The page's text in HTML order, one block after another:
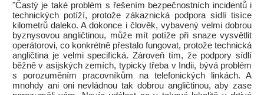
"Častý je také problém s řešením bezpečnostních incidentů i
technických potíží, protože zákaznická podpora sídlí tisíce
kilometrů daleko. A dokonce i člověk, vybavený velmi dobrou
byznysovou angličtinou, může mít potíže při snaze vysvětlit
operátorovi, co konkrétně přestalo fungovat, protože technická
angličtina je velmi specifická. Zároveň tím, že podpory sídlí
běžně v asijských zemích, typicky třeba v Indii, bývá problém
s porozuměním pracovníkům na telefonických linkách. A
mnohdy ani oni nevládnou tak dobrou angličtinou, aby zase